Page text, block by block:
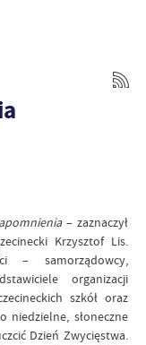
– zaznaczył
Krzysztof Lis.
– samorządowcy,
organizacji
szkół oraz
słoneczne
Dzień Zwycięstwa.